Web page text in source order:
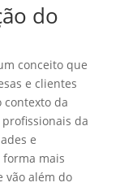
do
conceito que
e clientes
contexto da
da
e
forma mais
vão além do